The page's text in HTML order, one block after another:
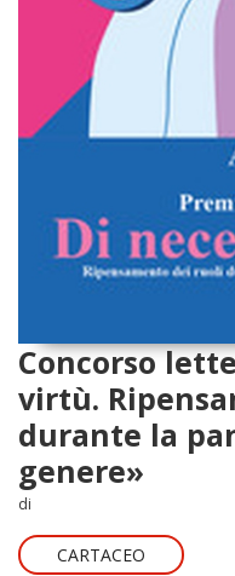
Concorso
virtù.
durante la
genere»
di
CARTACEO